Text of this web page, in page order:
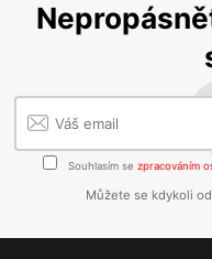
Souhlasím se zpracováním
Můžete se kdykoli